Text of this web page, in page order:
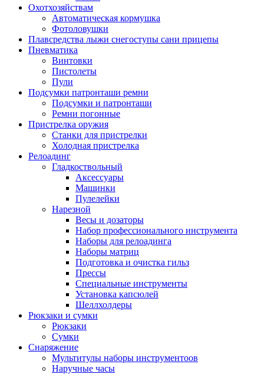
Охотхозяйствам
Автоматическая кормушка
Фотоловушки
Плавсредства лыжи снегоступы сани прицепы
Пневматика
Винтовки
Пистолеты
Пули
Подсумки патронташи ремни
Подсумки и патронташи
Ремни погонные
Пристрелка оружия
Станки для пристрелки
Холодная пристрелка
Релоадинг
Гладкоствольный
Аксессуары
Машинки
Пулелейки
Нарезной
Весы и дозаторы
Набор профессионального инструмента
Наборы для релоадинга
Наборы матриц
Подготовка и очистка гильз
Прессы
Специальные инструменты
Установка капсюлей
Шеллхолдеры
Рюкзаки и сумки
Рюкзаки
Сумки
Снаряжение
Мультитулы наборы инструментоов
Наручные часы